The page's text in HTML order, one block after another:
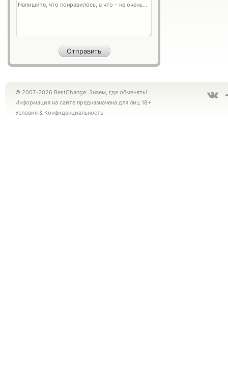
© 2007-2026 BestChange. Знаем, где обменять!
Информация на сайте предназначена для лиц 18+
Условия & Конфиденциальность